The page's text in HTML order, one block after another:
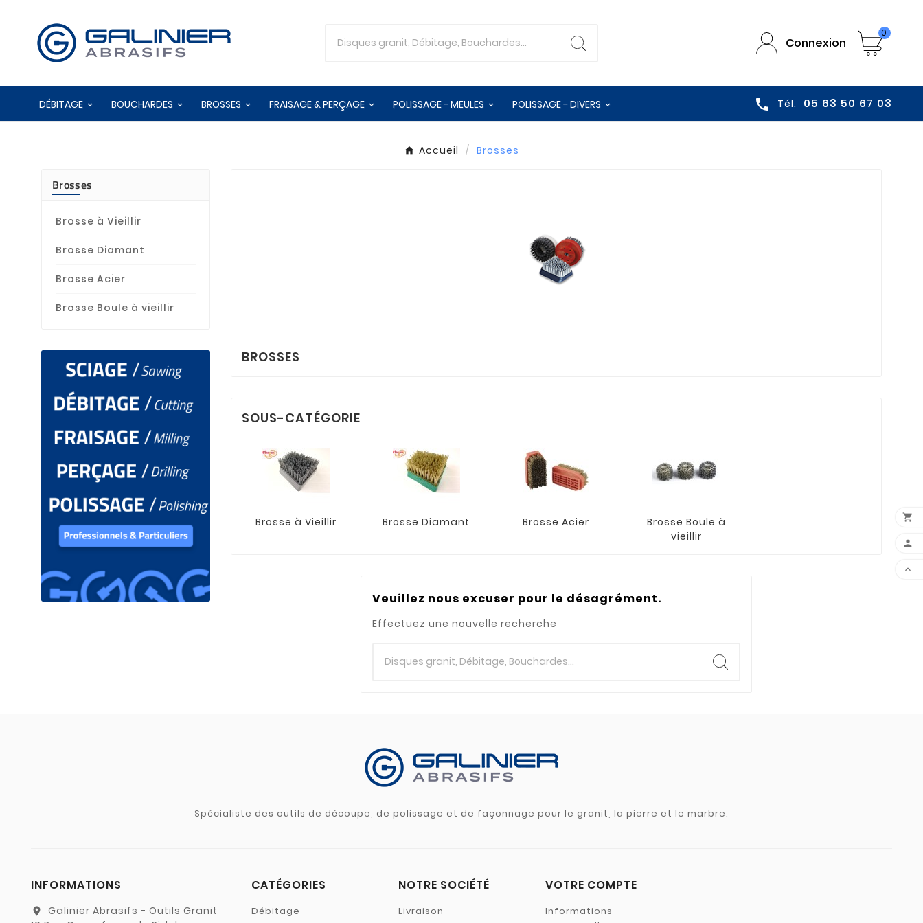
Connexion
0
DÉBITAGE BOUCHARDES BROSSES FRAISAGE & PERÇAGE POLISSAGE - MEULES POLISSAGE - DIVERS  Tél. 05 63 50 67 03
Accueil Brosses
Brosses
Brosse à Vieillir
Brosse Diamant
Brosse Acier
Brosse Boule à vieillir
BROSSES
SOUS-CATÉGORIE
Brosse à Vieillir Brosse Diamant Brosse Acier
Brosse Boule à
vieillir
Veuillez nous excuser pour le désagrément.
Effectuez une nouvelle recherche
Spécialiste des outils de découpe, de polissage et de façonnage pour le granit, la pierre et le marbre.
INFORMATIONS
location_on
Galinier Abrasifs - Outils Granit
CATÉGORIES
Débitage
NOTRE SOCIÉTÉ
Livraison
VOTRE COMPTE
Informations


